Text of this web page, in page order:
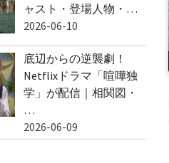
ャスト・登場人物・…
2026-06-10
底辺からの逆襲劇！
Netflixドラマ「喧嘩独
学」が配信｜相関図・
…
2026-06-09